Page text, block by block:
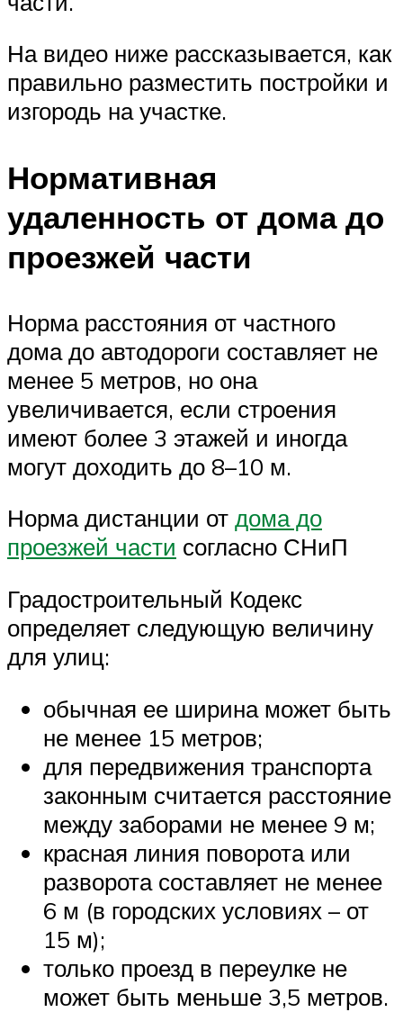
На видео ниже рассказывается, как
правильно разместить постройки и
изгородь на участке.
Нормативная
удаленность от дома до
проезжей части
Норма расстояния от частного
дома до автодороги составляет не
менее 5 метров, но она
увеличивается, если строения
имеют более 3 этажей и иногда
могут доходить до 8–10 м.
Норма дистанции от дома до
проезжей части согласно СНиП
Градостроительный Кодекс
определяет следующую величину
для улиц:
обычная ее ширина может быть
не менее 15 метров;
для передвижения транспорта
законным считается расстояние
между заборами не менее 9 м;
красная линия поворота или
разворота составляет не менее
6 м (в городских условиях – от
15 м);
только проезд в переулке не
может быть меньше 3,5 метров.